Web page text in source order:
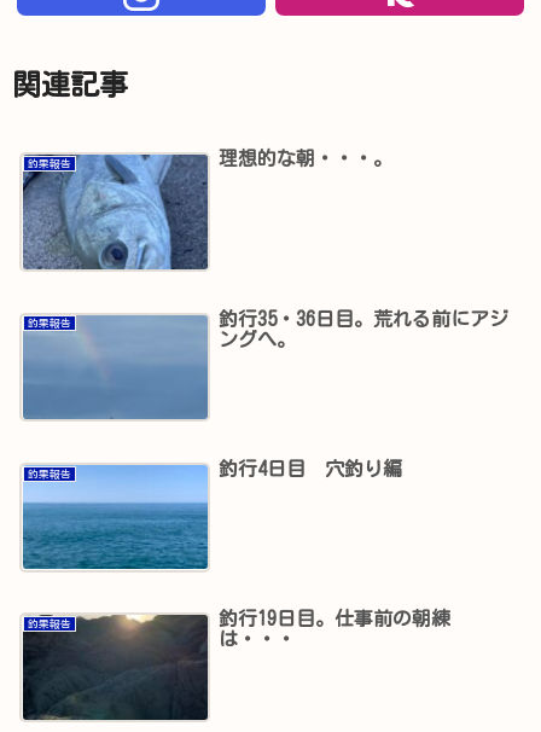
関連記事
釣果報告 理想的な朝・・・。
釣果報告
釣行35・36日目。荒れる前にアジ
ングへ。
釣果報告 釣行4日目 穴釣り編
釣果報告
釣行19日目。仕事前の朝練
は・・・